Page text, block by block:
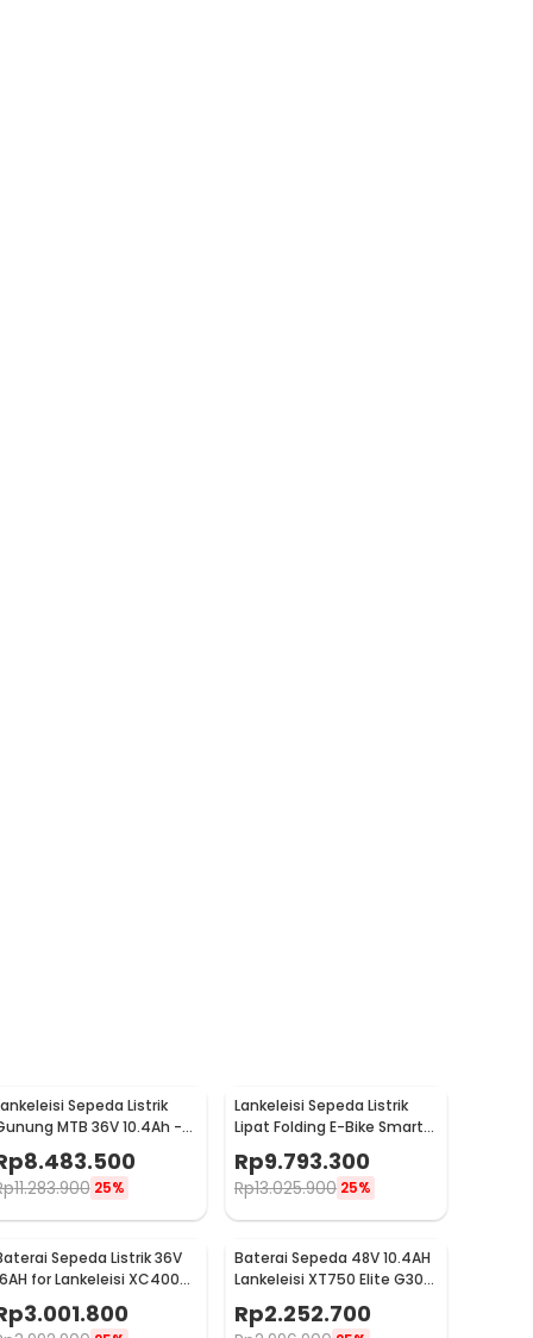
Sepeda Listrik
MTB 36V 10.4Ah -
RS6008.483.500
11.283.900 25%
Lankeleisi Sepeda Listrik
Lipat Folding E-Bike Smart
Deluxe 48V 10.4Ah - G650
Rp9.793.300
Rp13.025.900 25%
Sepeda Listrik 36V
for Lankeleisi XC4000
New Model - LN-J1-10S5P
3.001.800
Baterai Sepeda 48V 10.4AH
Lankeleisi XT750 Elite G300
Rp2.252.700